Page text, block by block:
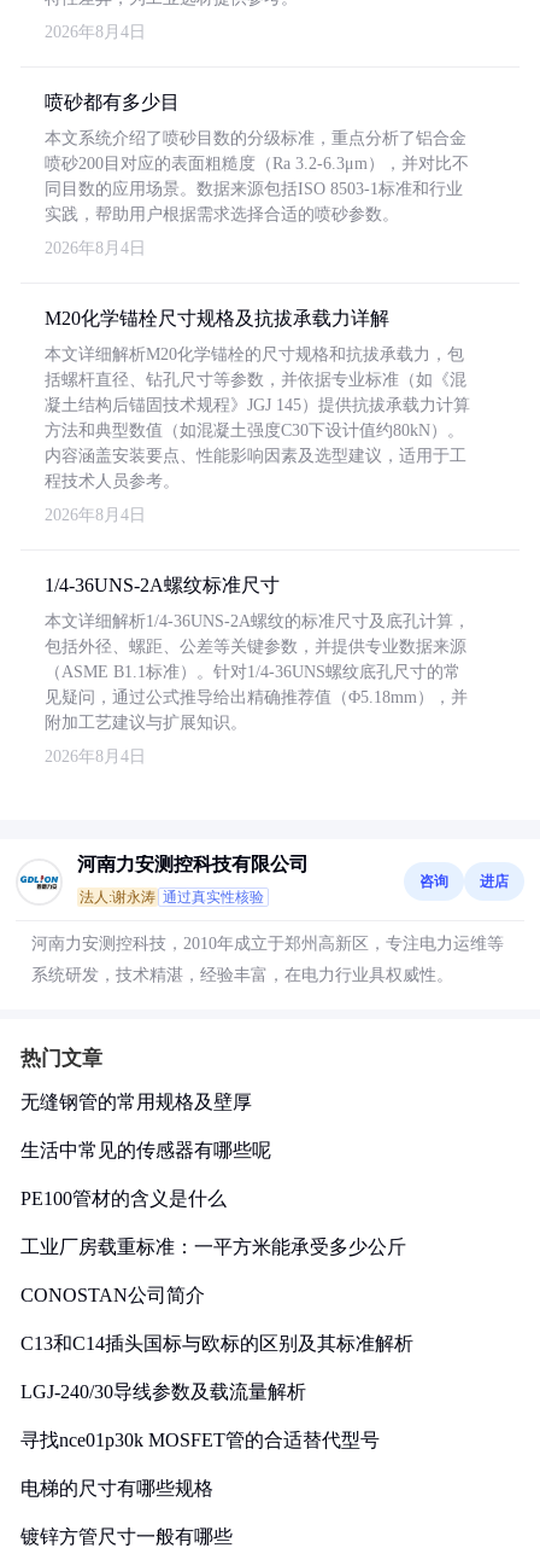
2026年8月4日
喷砂都有多少目
本文系统介绍了喷砂目数的分级标准，重点分析了铝合金
喷砂200目对应的表面粗糙度（Ra 3.2-6.3μm），并对比不
同目数的应用场景。数据来源包括ISO 8503-1标准和行业
实践，帮助用户根据需求选择合适的喷砂参数。
2026年8月4日
M20化学锚栓尺寸规格及抗拔承载力详解
本文详细解析M20化学锚栓的尺寸规格和抗拔承载力，包
括螺杆直径、钻孔尺寸等参数，并依据专业标准（如《混
凝土结构后锚固技术规程》JGJ 145）提供抗拔承载力计算
方法和典型数值（如混凝土强度C30下设计值约80kN）。
内容涵盖安装要点、性能影响因素及选型建议，适用于工
程技术人员参考。
2026年8月4日
1/4-36UNS-2A螺纹标准尺寸
本文详细解析1/4-36UNS-2A螺纹的标准尺寸及底孔计算，
包括外径、螺距、公差等关键参数，并提供专业数据来源
（ASME B1.1标准）。针对1/4-36UNS螺纹底孔尺寸的常
见疑问，通过公式推导给出精确推荐值（Φ5.18mm），并
附加工艺建议与扩展知识。
2026年8月4日
河南力安测控科技有限公司
法人:谢永涛 通过真实性核验
咨询 进店
河南力安测控科技，2010年成立于郑州高新区，专注电力运维等
系统研发，技术精湛，经验丰富，在电力行业具权威性。
热门文章
无缝钢管的常用规格及壁厚
生活中常见的传感器有哪些呢
PE100管材的含义是什么
工业厂房载重标准：一平方米能承受多少公斤
CONOSTAN公司简介
C13和C14插头国标与欧标的区别及其标准解析
LGJ-240/30导线参数及载流量解析
寻找nce01p30k MOSFET管的合适替代型号
电梯的尺寸有哪些规格
镀锌方管尺寸一般有哪些